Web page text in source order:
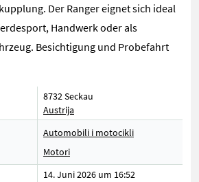
Der Ranger eignet sich ideal
Handwerk oder als
Besichtigung und Probefahrt
8732 Seckau
Austrija
Automobili i motocikli
Motori
14. Juni 2026 um 16:52